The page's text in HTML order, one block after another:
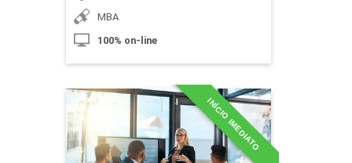
10h
MBA
100% on-line
INÍCIO IMEDIATO
MBA em Controladoria,
Compliance e Auditoria
Detalhes do curso